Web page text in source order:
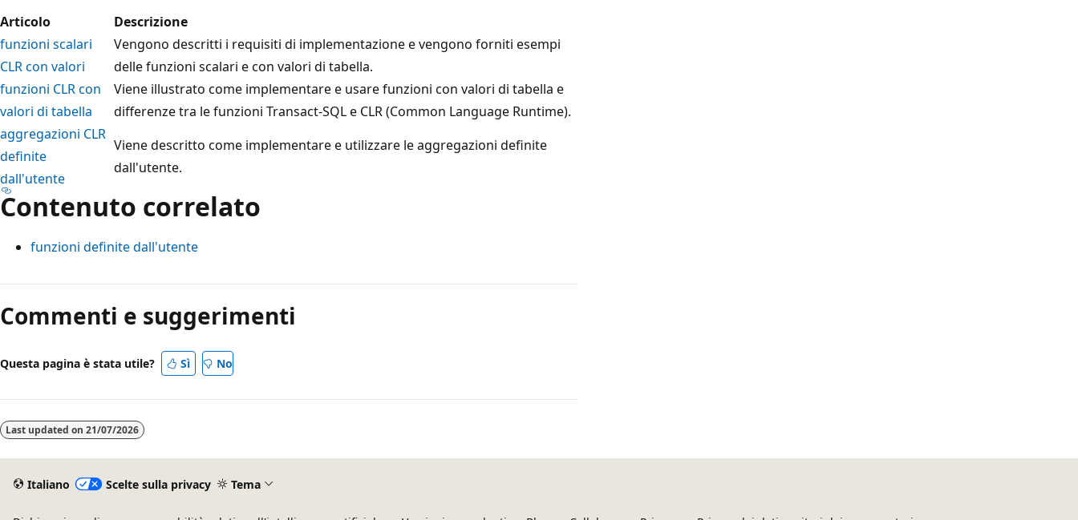
Articolo
Descrizione
funzioni scalari
CLR con valori
Vengono descritti i requisiti di implementazione e vengono forniti esempi
delle funzioni scalari e con valori di tabella.
funzioni CLR con
valori di tabella
Viene illustrato come implementare e usare funzioni con valori di tabella e
differenze tra le funzioni Transact-SQL e CLR (Common Language Runtime).
aggregazioni CLR
definite
dall'utente
Viene descritto come implementare e utilizzare le aggregazioni definite
dall'utente.
Contenuto correlato
funzioni definite dall'utente
Modalità
di
lettura
Commenti e suggerimenti
Questa pagina è stata utile? Sì No
Last updated on 21/07/2026
Italiano Scelte sulla privacy Tema